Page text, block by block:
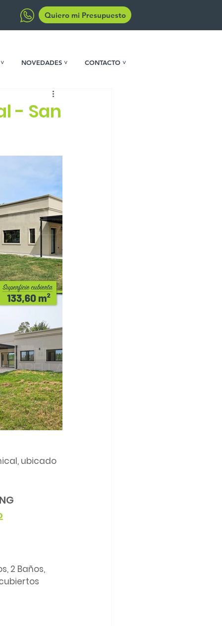
Quiero mi Presupuesto
NOVEDADES ˅ CONTACTO ˅
- San
ubicado
2 Baños,